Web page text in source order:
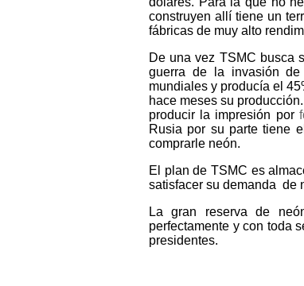
construyen allí tiene un
fábricas de muy alto
De una vez TSMC busca
guerra de la invasión
mundiales y producía el
hace meses su
producir la impresión por
Rusia por su parte tiene
comprarle neón.
El plan de TSMC es
satisfacer su demanda de
La gran reserva de
perfectamente y con toda
presidentes.